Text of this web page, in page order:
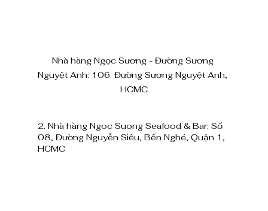
Nhà hàng Ngọc Sương - Đường Sương
Nguyệt Anh: 106. Đường Sương Nguyệt Anh,
HCMC
2. Nhà hàng Ngoc Suong Seafood & Bar: Số
08, Đường Nguyễn Siêu, Bến Nghé, Quận 1,
HCMC